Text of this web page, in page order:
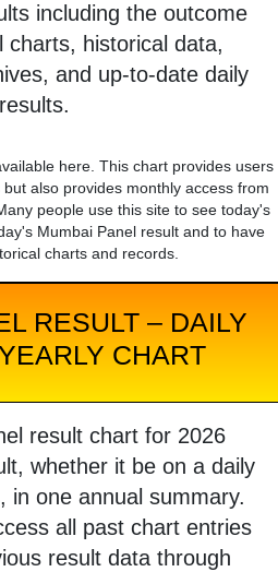
including the outcome
charts, historical data,
and up-to-date daily
results.
here. This chart provides users
also provides monthly access from
people use this site to see today's
Mumbai Panel result and to have
charts and records.
RESULT – DAILY
CHART
result chart for 2026
whether it be on a daily
in one annual summary.
all past chart entries
result data through